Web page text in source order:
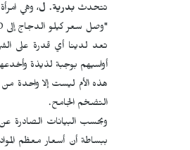
تتحدثبدرية. ل، وهي
تعد لدينا أي قدرة على
أواسيهم بوجبة لذيذة
هذه الأم ليست إلا واحدة
التضخم الجامح.
ببساطة أن أسعار معظم